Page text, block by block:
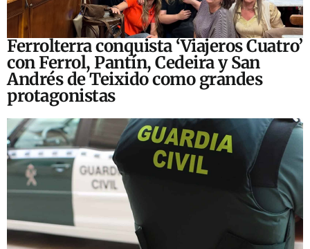
Ferrolterra conquista ‘Viajeros Cuatro’
con Ferrol, Pantín, Cedeira y San
Andrés de Teixido como grandes
protagonistas